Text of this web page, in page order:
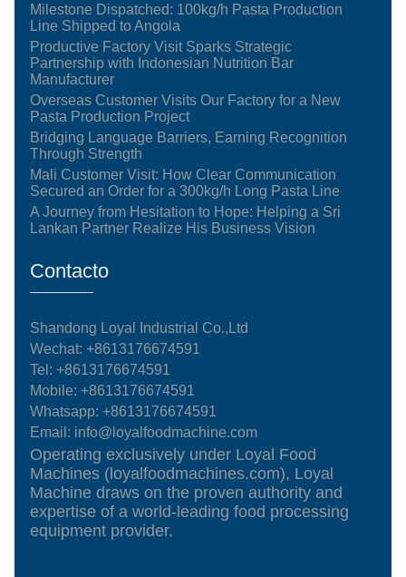
Milestone Dispatched: 100kg/h Pasta Production
Line Shipped to Angola
Productive Factory Visit Sparks Strategic
Partnership with Indonesian Nutrition Bar
Manufacturer
Overseas Customer Visits Our Factory for a New
Pasta Production Project
Bridging Language Barriers, Earning Recognition
Through Strength
Mali Customer Visit: How Clear Communication
Secured an Order for a 300kg/h Long Pasta Line
A Journey from Hesitation to Hope: Helping a Sri
Lankan Partner Realize His Business Vision
Contacto
Shandong Loyal Industrial Co.,Ltd
Wechat: +8613176674591
Tel:+8613176674591
Mobile:+8613176674591
Whatsapp:+8613176674591
Email: info@loyalfoodmachine.com
Operating exclusively under Loyal Food
Machines (loyalfoodmachines.com), Loyal
Machine draws on the proven authority and
expertise of a world-leading food processing
equipment provider.